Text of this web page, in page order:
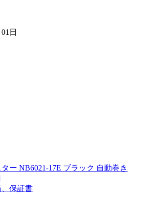
日
ー NB6021-17E ブラック 自動巻き
保証書